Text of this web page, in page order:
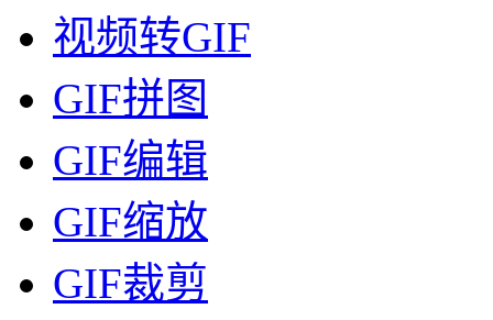
视频转GIF
GIF拼图
GIF编辑
GIF缩放
GIF裁剪